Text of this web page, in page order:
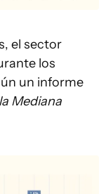
el sector
los
un informe
Mediana